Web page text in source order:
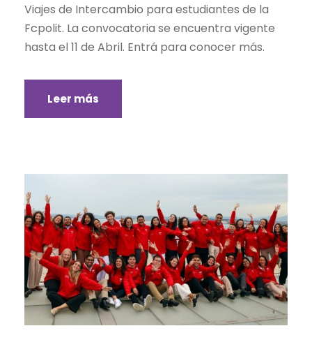
Viajes de Intercambio para estudiantes de la
Fcpolit. La convocatoria se encuentra vigente
hasta el 11 de Abril. Entrá para conocer más.
Leer más